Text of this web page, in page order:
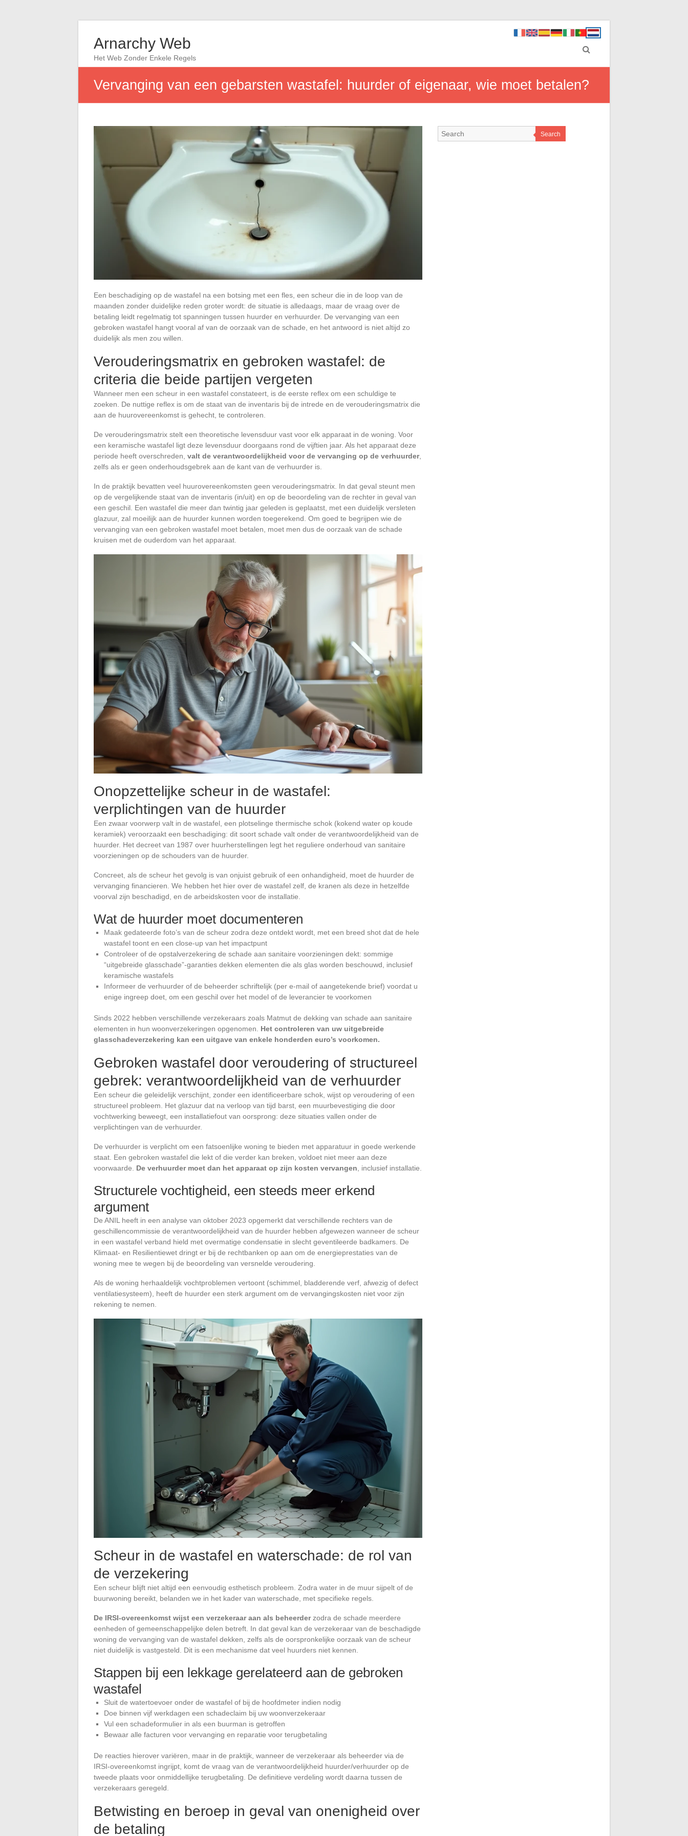
Arnarchy Web
Het Web Zonder Enkele Regels
Vervanging van een gebarsten wastafel: huurder of eigenaar, wie moet betalen?
Een beschadiging op de wastafel na een botsing met een fles, een scheur die in de loop van de
maanden zonder duidelijke reden groter wordt: de situatie is alledaags, maar de vraag over de
betaling leidt regelmatig tot spanningen tussen huurder en verhuurder. De vervanging van een
gebroken wastafel hangt vooral af van de oorzaak van de schade, en het antwoord is niet altijd zo
duidelijk als men zou willen.
Verouderingsmatrix en gebroken wastafel: de
criteria die beide partijen vergeten
Wanneer men een scheur in een wastafel constateert, is de eerste reflex om een schuldige te
zoeken. De nuttige reflex is om de staat van de inventaris bij de intrede en de verouderingsmatrix die
aan de huurovereenkomst is gehecht, te controleren.
De verouderingsmatrix stelt een theoretische levensduur vast voor elk apparaat in de woning. Voor
een keramische wastafel ligt deze levensduur doorgaans rond de vijftien jaar. Als het apparaat deze
periode heeft overschreden, valt de verantwoordelijkheid voor de vervanging op de verhuurder,
zelfs als er geen onderhoudsgebrek aan de kant van de verhuurder is.
In de praktijk bevatten veel huurovereenkomsten geen verouderingsmatrix. In dat geval steunt men
op de vergelijkende staat van de inventaris (in/uit) en op de beoordeling van de rechter in geval van
een geschil. Een wastafel die meer dan twintig jaar geleden is geplaatst, met een duidelijk versleten
glazuur, zal moeilijk aan de huurder kunnen worden toegerekend. Om goed te begrijpen wie de
vervanging van een gebroken wastafel moet betalen, moet men dus de oorzaak van de schade
kruisen met de ouderdom van het apparaat.
Onopzettelijke scheur in de wastafel:
verplichtingen van de huurder
Een zwaar voorwerp valt in de wastafel, een plotselinge thermische schok (kokend water op koude
keramiek) veroorzaakt een beschadiging: dit soort schade valt onder de verantwoordelijkheid van de
huurder. Het decreet van 1987 over huurherstellingen legt het reguliere onderhoud van sanitaire
voorzieningen op de schouders van de huurder.
Concreet, als de scheur het gevolg is van onjuist gebruik of een onhandigheid, moet de huurder de
vervanging financieren. We hebben het hier over de wastafel zelf, de kranen als deze in hetzelfde
voorval zijn beschadigd, en de arbeidskosten voor de installatie.
Wat de huurder moet documenteren
Maak gedateerde foto’s van de scheur zodra deze ontdekt wordt, met een breed shot dat de hele
wastafel toont en een close-up van het impactpunt
Controleer of de opstalverzekering de schade aan sanitaire voorzieningen dekt: sommige
“uitgebreide glasschade”-garanties dekken elementen die als glas worden beschouwd, inclusief
keramische wastafels
Informeer de verhuurder of de beheerder schriftelijk (per e-mail of aangetekende brief) voordat u
enige ingreep doet, om een geschil over het model of de leverancier te voorkomen
Sinds 2022 hebben verschillende verzekeraars zoals Matmut de dekking van schade aan sanitaire
elementen in hun woonverzekeringen opgenomen. Het controleren van uw uitgebreide
glasschadeverzekering kan een uitgave van enkele honderden euro’s voorkomen.
Gebroken wastafel door veroudering of structureel
gebrek: verantwoordelijkheid van de verhuurder
Een scheur die geleidelijk verschijnt, zonder een identificeerbare schok, wijst op veroudering of een
structureel probleem. Het glazuur dat na verloop van tijd barst, een muurbevestiging die door
vochtwerking beweegt, een installatiefout van oorsprong: deze situaties vallen onder de
verplichtingen van de verhuurder.
De verhuurder is verplicht om een fatsoenlijke woning te bieden met apparatuur in goede werkende
staat. Een gebroken wastafel die lekt of die verder kan breken, voldoet niet meer aan deze
voorwaarde. De verhuurder moet dan het apparaat op zijn kosten vervangen , inclusief installatie.
Structurele vochtigheid, een steeds meer erkend
argument
De ANIL heeft in een analyse van oktober 2023 opgemerkt dat verschillende rechters van de
geschillencommissie de verantwoordelijkheid van de huurder hebben afgewezen wanneer de scheur
in een wastafel verband hield met overmatige condensatie in slecht geventileerde badkamers. De
Klimaat- en Resilientiewet dringt er bij de rechtbanken op aan om de energieprestaties van de
woning mee te wegen bij de beoordeling van versnelde veroudering.
Als de woning herhaaldelijk vochtproblemen vertoont (schimmel, bladderende verf, afwezig of defect
ventilatiesysteem), heeft de huurder een sterk argument om de vervangingskosten niet voor zijn
rekening te nemen.
Scheur in de wastafel en waterschade: de rol van
de verzekering
Een scheur blijft niet altijd een eenvoudig esthetisch probleem. Zodra water in de muur sijpelt of de
buurwoning bereikt, belanden we in het kader van waterschade, met specifieke regels.
De IRSI-overeenkomst wijst een verzekeraar aan als beheerderzodra de schade meerdere
eenheden of gemeenschappelijke delen betreft. In dat geval kan de verzekeraar van de beschadigde
woning de vervanging van de wastafel dekken, zelfs als de oorspronkelijke oorzaak van de scheur
niet duidelijk is vastgesteld. Dit is een mechanisme dat veel huurders niet kennen.
Stappen bij een lekkage gerelateerd aan de gebroken
wastafel
Sluit de watertoevoer onder de wastafel of bij de hoofdmeter indien nodig
Doe binnen vijf werkdagen een schadeclaim bij uw woonverzekeraar
Vul een schadeformulier in als een buurman is getroffen
Bewaar alle facturen voor vervanging en reparatie voor terugbetaling
De reacties hierover variëren, maar in de praktijk, wanneer de verzekeraar als beheerder via de
IRSI-overeenkomst ingrijpt, komt de vraag van de verantwoordelijkheid huurder/verhuurder op de
tweede plaats voor onmiddellijke terugbetaling. De definitieve verdeling wordt daarna tussen de
verzekeraars geregeld.
Betwisting en beroep in geval van onenigheid over
de betaling
Search